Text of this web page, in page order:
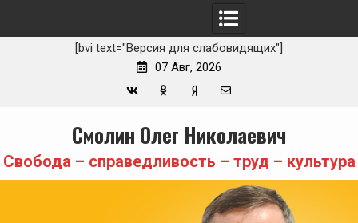
[bvi text="Версия для слабовидящих"]
07 Авг, 2026
Zen
mail
content
Смолин Олег Николаевич
Свобода – справедливость – труд – культура